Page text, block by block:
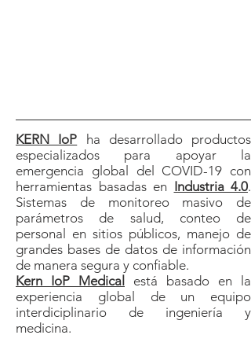
KERN IoP ha desarrollado productos
especializados para apoyar la
emergencia global del COVID-19 con
herramientas basadas en Industria 4.0.
Sistemas de monitoreo masivo de
parámetros de salud, conteo de
personal en sitios públicos, manejo de
grandes bases de datos de información
de manera segura y confiable.
Kern IoP Medical
está basado en la
experiencia global de un equipo
interdiciplinario de ingeniería y
medicina.